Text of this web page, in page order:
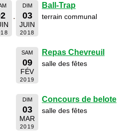
DIM
03
JUIN
2018
Ball-Trap
terrain communal
SAM
09
FÉV
2019
Repas Chevreuil
salle des fêtes
DIM
03
MAR
2019
Concours de belote
salle des fêtes